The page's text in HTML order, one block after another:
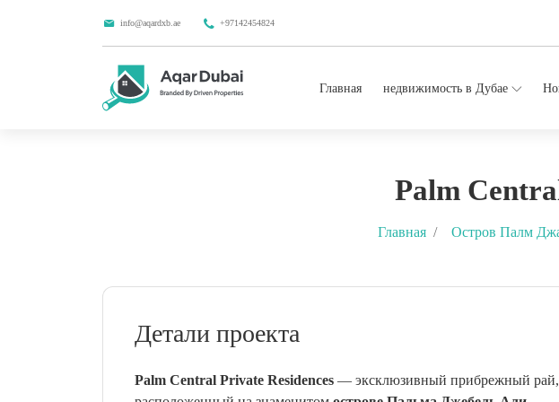
info@aqardxb.ae +97142454824
Главная недвижимость в Дубае
Palm
Главная Остров Палм
Детали проекта
Palm Central Private Residences — эксклюзивный прибрежный рай,